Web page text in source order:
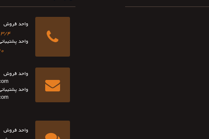
واحد فروش
4
واحد
واحد فروش
واحد
واحد فروش